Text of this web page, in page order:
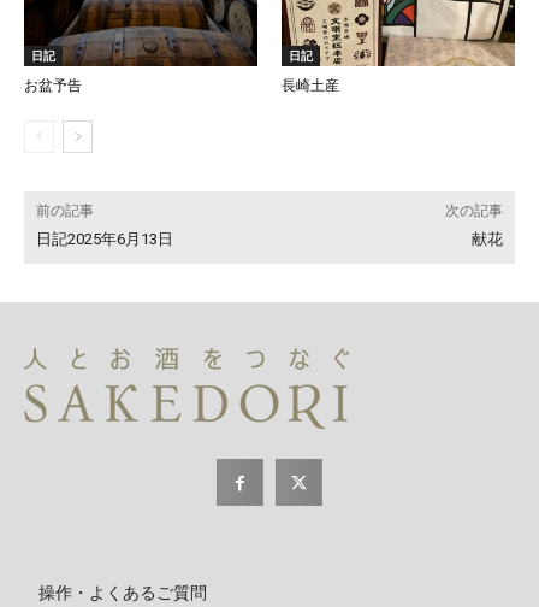
日記
お盆予告
日記
長崎土産
前の記事
日記2025年6月13日
次の記事
献花
操作・よくあるご質問